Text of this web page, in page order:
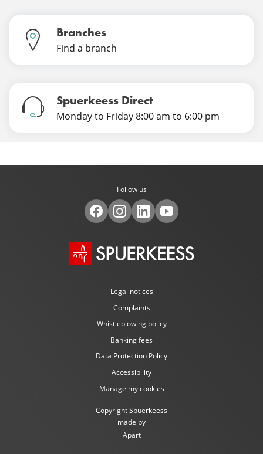
Branches
Find a branch
Spuerkeess Direct
Monday to Friday 8:00 am to 6:00 pm
Follow us
Legal notices
Complaints
Whistleblowing policy
Banking fees
Data Protection Policy
Accessibility
Manage my cookies
Copyright Spuerkeess
made by
Apart